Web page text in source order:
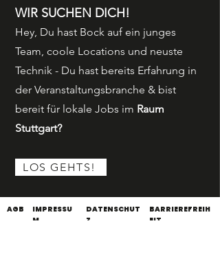
WIR SUCHEN DICH!
Hey, Du hast Bock auf ein junges
Team, coole Locations und neuste
Technik - Du hast bereits Erfahrung in
der Veranstaltungsbranche & bist
bereit für lokale Jobs im Raum
Stuttgart?
LOS GEHTS!
AGB
IMPRESSU
M
DATENSCHUT
Z
BARRIEREFREIH
EIT